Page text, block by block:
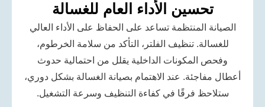
تحسين الأداء العام للغسالة
المنتظمة تساعد على الحفاظ على الأداء العالي
تنظيف الفلتر، التأكد من سلامة الخرطوم،
المكونات الداخلية يقلل من احتمالية حدوث
عند الاهتمام بصيانة الغسالة بشكل دوري،
فرقًا في كفاءة التنظيف وسرعة التشغيل.